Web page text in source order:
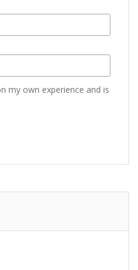
my own experience and is